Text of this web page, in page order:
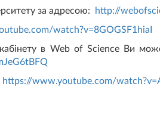
за адресою:
http://
watch?v=8GOGSF1hiaI
в Web of Science Ви
https://www.youtube.com/